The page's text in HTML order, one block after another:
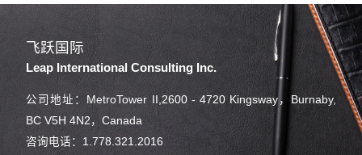
飞跃国际
Leap International Consulting Inc.
公司地址：MetroTower II,2600 - 4720 Kingsway，Burnaby,
BC V5H 4N2，Canada
咨询电话：1.778.321.2016